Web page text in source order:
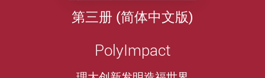
第三册 (简体中文版)
PolyImpact